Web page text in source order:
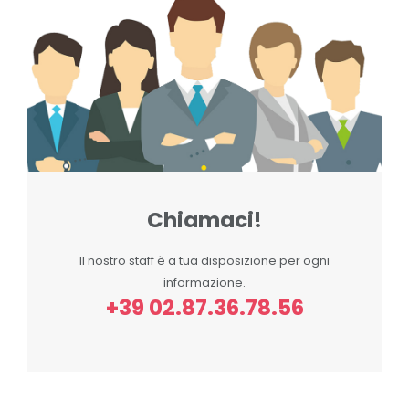
Chiamaci!
Il nostro staff è a tua disposizione per ogni
informazione.
+39 02.87.36.78.56